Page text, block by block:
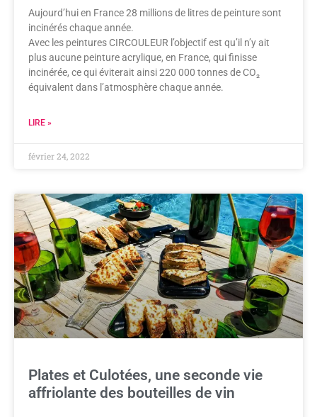
Aujourd’hui en France 28 millions de litres de peinture sont
incinérés chaque année.
Avec les peintures CIRCOULEUR l’objectif est qu’il n’y ait
plus aucune peinture acrylique, en France, qui finisse
incinérée, ce qui éviterait ainsi 220 000 tonnes de CO₂
équivalent dans l’atmosphère chaque année.
LIRE »
février 24, 2022
Plates et Culotées, une seconde vie
affriolante des bouteilles de vin